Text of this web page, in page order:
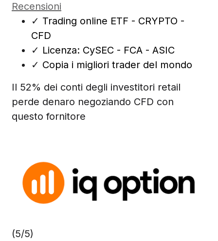
Recensioni
✓ Trading online ETF - CRYPTO -
CFD
✓ Licenza: CySEC - FCA - ASIC
✓ Copia i migliori trader del mondo
Il 52% dei conti degli investitori retail
perde denaro negoziando CFD con
questo fornitore
(5/5)